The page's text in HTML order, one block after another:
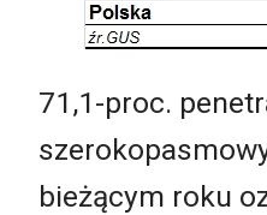
71,1-proc.
bieżącym roku